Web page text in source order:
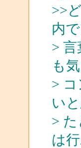
>>
内
>
も
>
い
>
は